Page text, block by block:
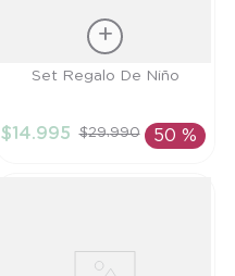
Talla
AÑADIR AL
Set Regalo De Niño
$14.995 $29.990 50 %